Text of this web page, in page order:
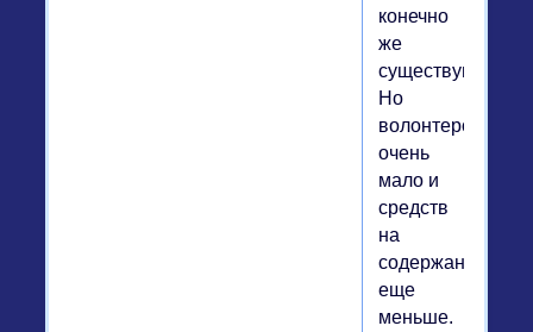
конечно
же
существуют.
Но
волонтеров
очень
мало и
средств
на
содержание
еще
меньше.